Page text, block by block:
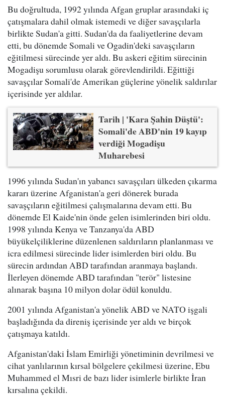
Bu doğrultuda, 1992 yılında Afgan gruplar arasındaki iç
çatışmalara dahil olmak istemedi ve diğer savaşçılarla
birlikte Sudan'a gitti. Sudan'da da faaliyetlerine devam
etti, bu dönemde Somali ve Ogadin'deki savaşçıların
eğitilmesi sürecinde yer aldı. Bu askeri eğitim sürecinin
Mogadişu sorumlusu olarak görevlendirildi. Eğittiği
savaşçılar Somali'de Amerikan güçlerine yönelik saldırılar
içerisinde yer aldılar.
Tarih | 'Kara Şahin Düştü':
Somali'de ABD'nin 19 kayıp
verdiği Mogadişu
Muharebesi
1996 yılında Sudan'ın yabancı savaşçıları ülkeden çıkarma
kararı üzerine Afganistan'a geri dönerek burada
savaşçıların eğitilmesi çalışmalarına devam etti. Bu
dönemde El Kaide'nin önde gelen isimlerinden biri oldu.
1998 yılında Kenya ve Tanzanya'da ABD
büyükelçiliklerine düzenlenen saldırıların planlanması ve
icra edilmesi sürecinde lider isimlerden biri oldu. Bu
sürecin ardından ABD tarafından aranmaya başlandı.
İlerleyen dönemde ABD tarafından "terör" listesine
alınarak başına 10 milyon dolar ödül konuldu.
2001 yılında Afganistan'a yönelik ABD ve NATO işgali
başladığında da direniş içerisinde yer aldı ve birçok
çatışmaya katıldı.
Afganistan'daki İslam Emirliği yönetiminin devrilmesi ve
cihat yanlılarının kırsal bölgelere çekilmesi üzerine, Ebu
Muhammed el Mısri de bazı lider isimlerle birlikte İran
kırsalına çekildi.